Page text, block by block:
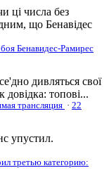
ці числа без
що Бенавідес
Бенавидес-Рамирес
дивляться свої
довідка: топові...
трансляция · 22
упустил.
третью категорию: